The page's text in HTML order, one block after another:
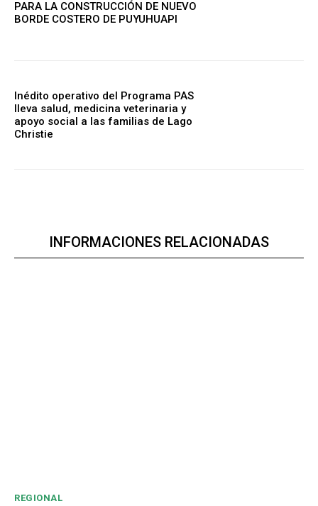
PARA LA CONSTRUCCIÓN DE NUEVO
BORDE COSTERO DE PUYUHUAPI
Inédito operativo del Programa PAS
lleva salud, medicina veterinaria y
apoyo social a las familias de Lago
Christie
INFORMACIONES RELACIONADAS
REGIONAL